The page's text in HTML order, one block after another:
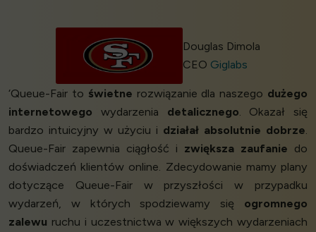
Douglas Dimola
CEO Giglabs
‘Queue-Fair to świetne rozwiązanie dla naszego dużego
internetowego wydarzenia detalicznego. Okazał się
bardzo intuicyjny w użyciu i działał absolutnie dobrze.
Queue-Fair zapewnia ciągłość i zwiększa zaufanie do
doświadczeń klientów online. Zdecydowanie mamy plany
dotyczące Queue-Fair w przyszłości w przypadku
wydarzeń, w których spodziewamy się ogromnego
zalewu ruchu i uczestnictwa w większych wydarzeniach